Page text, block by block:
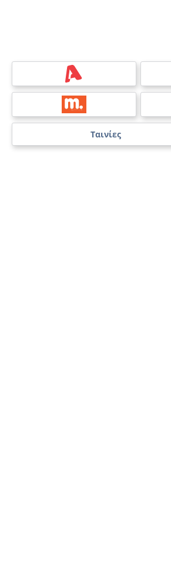
Ταινίες